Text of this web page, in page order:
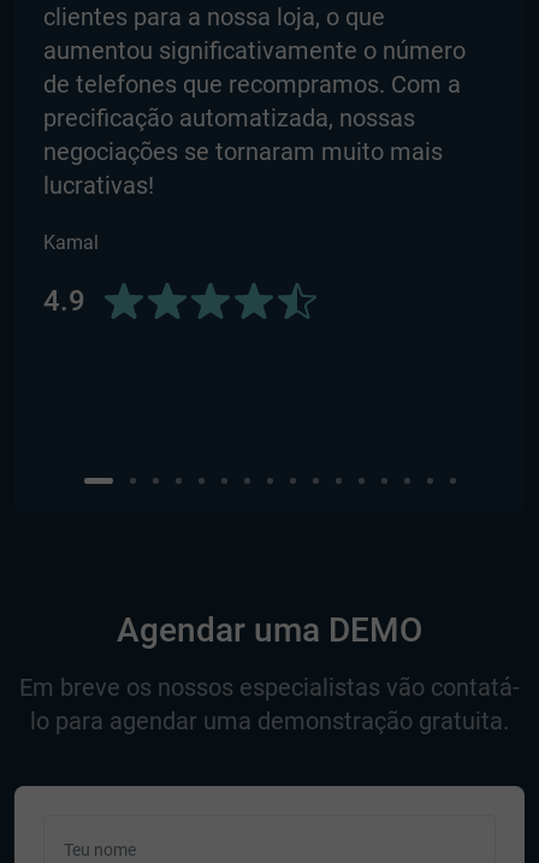
clientes para a nossa loja, o que
aumentou significativamente o número
de telefones que recompramos. Com a
precificação automatizada, nossas
negociações se tornaram muito mais
lucrativas!
Kamal
4.9
Agendar uma DEMO
Em breve os nossos especialistas vão contatá-
lo para agendar uma demonstração gratuita.
Teu nome